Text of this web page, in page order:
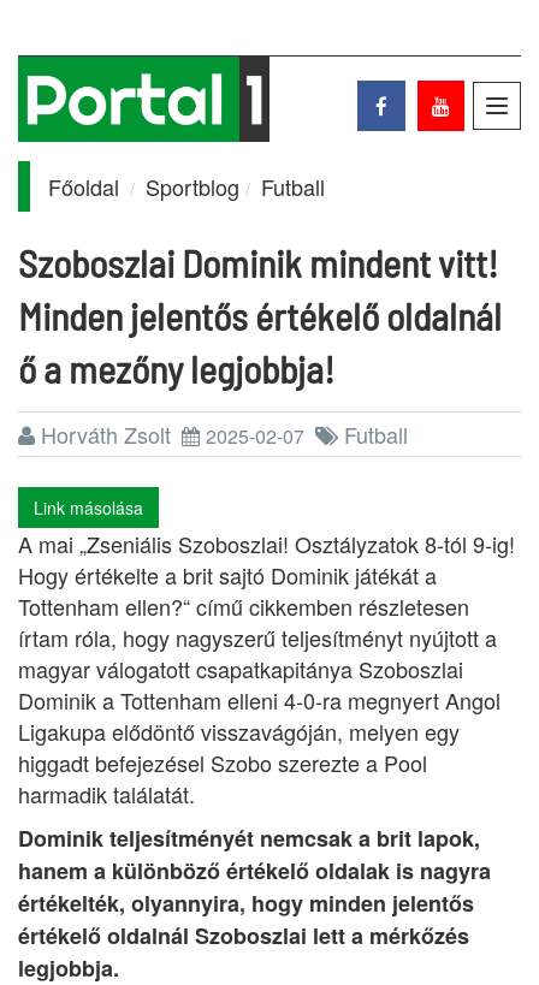
Főoldal Sportblog Futball
Szoboszlai Dominik mindent vitt!
Minden jelentős értékelő oldalnál
ő a mezőny legjobbja!
Horváth Zsolt 2025-02-07 Futball
Link másolása
A mai „Zseniális Szoboszlai! Osztályzatok 8-tól 9-ig!
Hogy értékelte a brit sajtó Dominik játékát a
Tottenham ellen?“ című cikkemben részletesen
írtam róla, hogy nagyszerű teljesítményt nyújtott a
magyar válogatott csapatkapitánya Szoboszlai
Dominik a Tottenham elleni 4-0-ra megnyert Angol
Ligakupa elődöntő visszavágóján, melyen egy
higgadt befejezésel Szobo szerezte a Pool
harmadik találatát.
Dominik teljesítményét nemcsak a brit lapok,
hanem a különböző értékelő oldalak is nagyra
értékelték, olyannyira, hogy minden jelentős
értékelő oldalnál Szoboszlai lett a mérkőzés
legjobbja.